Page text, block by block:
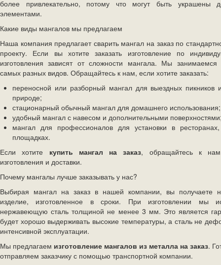
более привлекательно, потому что могут быть украшены
элементами.
Какие виды мангалов мы предлагаем
Наша компания предлагает сварить мангал на заказ по
проекту. Если вы хотите заказать изготовление по
изготовления зависят от сложности мангала. Мы занимаемся
самых разных видов. Обращайтесь к нам, если хотите заказать:
переносной или разборный мангал для выездных пикников
природе;
стационарный обычный мангал для домашнего использования;
удобный мангал с навесом и дополнительными
мангал для профессионалов для установки в
площадках.
Если хотите купить мангал на заказ, обращайтесь к
изготовления и доставки.
Почему мангалы лучше заказывать у нас?
Выбирая мангал на заказ в нашей компании, вы получаете
изделие, изготовленное в сроки. При изготовлении мы
нержавеющую сталь толщиной не менее 3 мм. Это является
будет хорошо выдерживать высокие температуры, а сталь не
интенсивной эксплуатации.
Мы предлагаем изготовление мангалов из металла на заказ.
отправляем заказчику с помощью транспортной компании.